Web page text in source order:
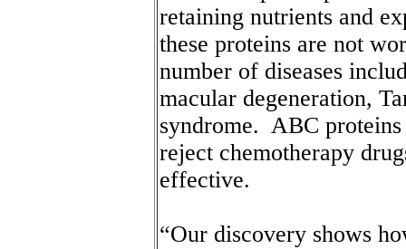
retaining nutrients and
these proteins are not
number of diseases
macular degeneration,
syndrome. ABC proteins
reject chemotherapy
effective.
“Our discovery shows